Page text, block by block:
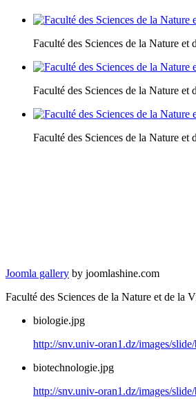
Faculté des Sciences de la Nature et
Faculté des Sciences de la Nature et
Faculté des Sciences de la Nature et
Joomla gallery by joomlashine.com
Faculté des Sciences de la Nature et de la
biologie.jpg
http://snv.univ-oran1.dz/images/
biotechnologie.jpg
http://snv.univ-oran1.dz/images/